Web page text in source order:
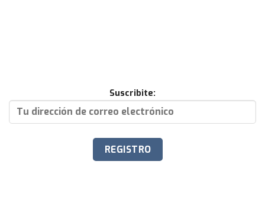
Suscribite: